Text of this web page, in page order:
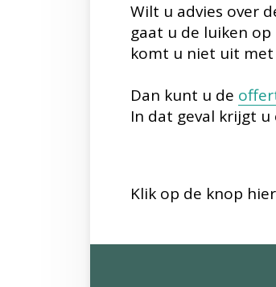
Wilt u advies over
gaat u de luiken
komt u niet uit
Dan kunt u de
In dat geval krijgt u
Klik op de knop